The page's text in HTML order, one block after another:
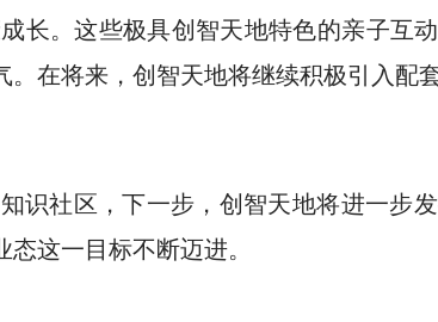
长。这些极具创智天地特色的亲子互
在将来，创智天地将继续积极引入配
社区，下一步，创智天地将进一步
这一目标不断迈进。